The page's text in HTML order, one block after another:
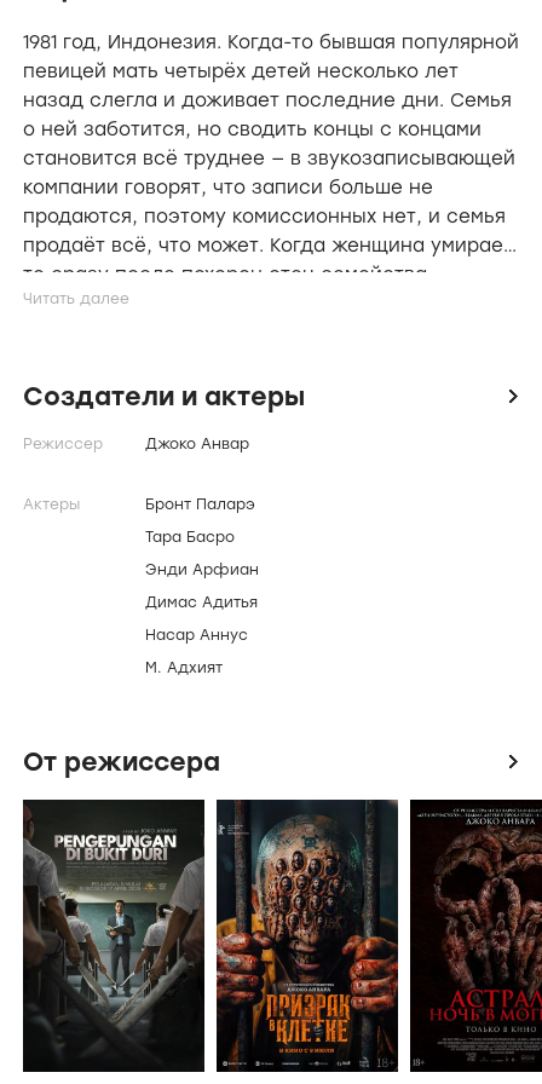
1981 год, Индонезия. Когда-то бывшая популярной
певицей мать четырёх детей несколько лет
назад слегла и доживает последние дни. Семья
о ней заботится, но сводить концы с концами
становится всё труднее — в звукозаписывающей
компании говорят, что записи больше не
продаются, поэтому комиссионных нет, и семья
продаёт всё, что может. Когда женщина умирает,
то сразу после похорон отец семейства
отправляет в город, чтобы договориться о
старшая дочь узнаёт о матери нечто странное.
Создатели и актеры icon
Режиссер Джоко Анвар
Актеры
Бронт Паларэ
Тара Басро
Энди Арфиан
Димас Адитья
Насар Аннус
М. Адхият
От режиссера icon